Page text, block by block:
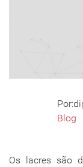
Blog
Os lacres são